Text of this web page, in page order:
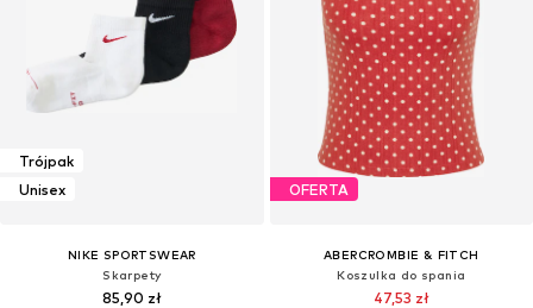
Trójpak
Unisex
NIKE SPORTSWEAR
Skarpety
85,90 zł
OFERTA
ABERCROMBIE & FITCH
Koszulka do spania
47,53 zł